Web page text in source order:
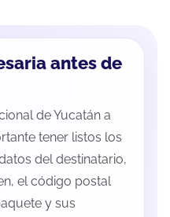
antes de
de Yucatán a
tener listos los
del destinatario,
el código postal
y sus